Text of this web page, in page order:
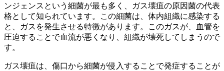
ンジェンス という細菌が最も多く、ガス壊疽の原因菌の代表
格として知られています。この細菌は、体内組織に感染する
と、ガスを発生させる特徴があります。このガスが、血管を
圧迫することで血流が悪くなり、組織が壊死してしまうので
す。
ガス壊疽は、傷口から細菌が侵入することで発症することが